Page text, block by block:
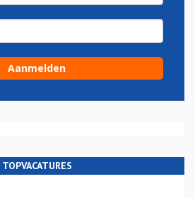
TOPVACATURES